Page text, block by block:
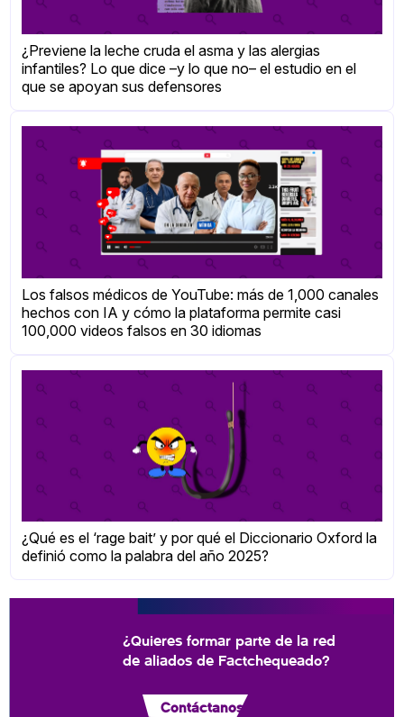
¿Previene la leche cruda el asma y las alergias
infantiles? Lo que dice –y lo que no– el estudio en el
que se apoyan sus defensores
Los falsos médicos de YouTube: más de 1,000 canales
hechos con IA y cómo la plataforma permite casi
100,000 videos falsos en 30 idiomas
¿Qué es el ‘rage bait’ y por qué el Diccionario Oxford la
definió como la palabra del año 2025?
¿Quieres formar parte de la red
de aliados de Factchequeado?
Contáctanos